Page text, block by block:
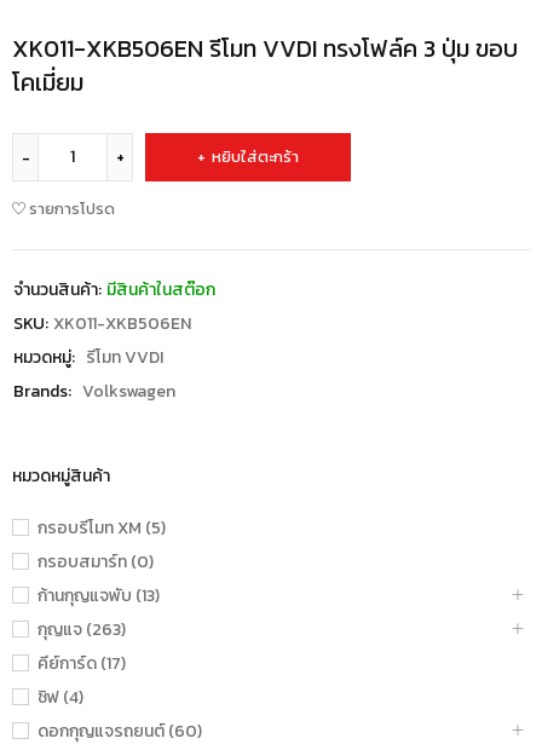
หมวดหมู่สินค้า
กรอบรีโมท XM (5)
กรอบสมาร์ท (0)
ก้านกุญแจพับ (13)
กุญแจ (263)
คีย์การ์ด (17)
ชิฟ (4)
ดอกกุญแจรถยนต์ (60)
XK011-XKB506EN รีโมท VVDI ทรงโฟล์ค 3 ปุ่ม ขอบ
โคเมี่ยม
หยิบใส่ตะกร้า
รายการโปรด
จำนวนสินค้า: มีสินค้าในสต๊อก
SKU: XK011-XKB506EN
หมวดหมู่: รีโมท VVDI
Brands: Volkswagen